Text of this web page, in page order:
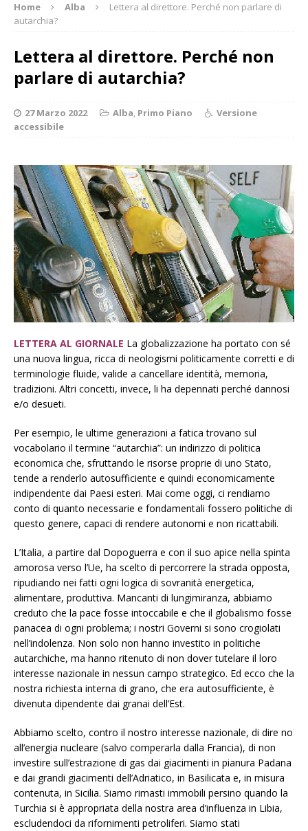
Home Alba
Lettera al direttore. Perché non parlare di
autarchia?
Lettera al direttore. Perché non
parlare di autarchia?
27 Marzo 2022 Alba, Primo Piano
Versione
accessibile
LETTERA AL GIORNALE La globalizzazione ha portato con sé
una nuova lingua, ricca di neologismi politicamente corretti e di
terminologie fluide, valide a cancellare identità, memoria,
tradizioni. Altri concetti, invece, li ha depennati perché dannosi
e/o desueti.
Per esempio, le ultime generazioni a fatica trovano sul
vocabolario il termine “autarchia”: un indirizzo di politica
economica che, sfruttando le risorse proprie di uno Stato,
tende a renderlo autosufficiente e quindi economicamente
indipendente dai Paesi esteri. Mai come oggi, ci rendiamo
conto di quanto necessarie e fondamentali fossero politiche di
questo genere, capaci di rendere autonomi e non ricattabili.
L’Italia, a partire dal Dopoguerra e con il suo apice nella spinta
amorosa verso l’Ue, ha scelto di percorrere la strada opposta,
ripudiando nei fatti ogni logica di sovranità energetica,
alimentare, produttiva. Mancanti di lungimiranza, abbiamo
creduto che la pace fosse intoccabile e che il globalismo fosse
panacea di ogni problema; i nostri Governi si sono crogiolati
nell’indolenza. Non solo non hanno investito in politiche
autarchiche, ma hanno ritenuto di non dover tutelare il loro
interesse nazionale in nessun campo strategico. Ed ecco che la
nostra richiesta interna di grano, che era autosufficiente, è
divenuta dipendente dai granai dell’Est.
Abbiamo scelto, contro il nostro interesse nazionale, di dire no
all’energia nucleare (salvo comperarla dalla Francia), di non
investire sull’estrazione di gas dai giacimenti in pianura Padana
e dai grandi giacimenti dell’Adriatico, in Basilicata e, in misura
contenuta, in Sicilia. Siamo rimasti immobili persino quando la
Turchia si è appropriata della nostra area d’influenza in Libia,
escludendoci da rifornimenti petroliferi. Siamo stati